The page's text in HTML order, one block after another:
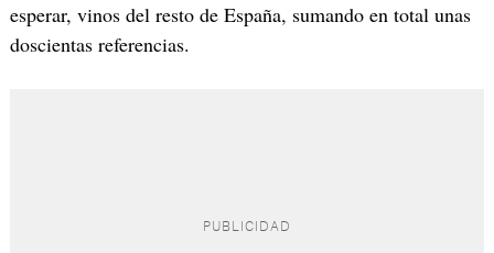
esperar, vinos del resto de España, sumando en total unas
doscientas referencias.